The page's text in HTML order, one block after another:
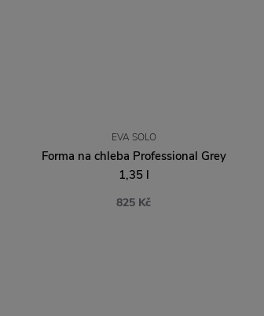
EVA SOLO
Forma na chleba Professional Grey
1,35 l
825 Kč